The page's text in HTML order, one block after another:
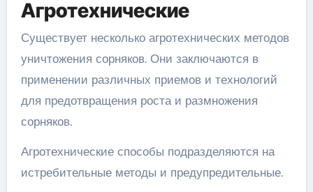
Агротехнические
Существует несколько агротехнических методов
уничтожения сорняков. Они заключаются в
применении различных приемов и технологий
для предотвращения роста и размножения
сорняков.
Агротехнические способы подразделяются на
истребительные методы и предупредительные.